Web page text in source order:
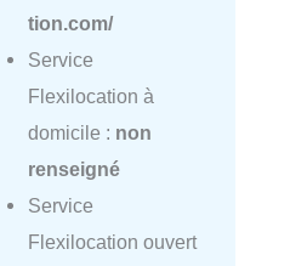
tion.com/
Service
Flexilocation à
domicile : non
renseigné
Service
Flexilocation ouvert